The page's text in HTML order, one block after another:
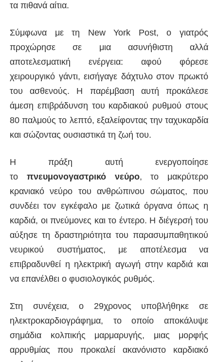
τα πιθανά αίτια.
Σύμφωνα με τη New York Post, ο γιατρός
προχώρησε σε μια ασυνήθιστη αλλά
αποτελεσματική ενέργεια: αφού φόρεσε
χειρουργικό γάντι, εισήγαγε δάχτυλο στον πρωκτό
του ασθενούς. Η παρέμβαση αυτή προκάλεσε
άμεση επιβράδυνση του καρδιακού ρυθμού στους
80 παλμούς το λεπτό, εξαλείφοντας την ταχυκαρδία
και σώζοντας ουσιαστικά τη ζωή του.
Η πράξη αυτή ενεργοποίησε
το πνευμονογαστρικό νεύρο, το μακρύτερο
κρανιακό νεύρο του ανθρώπινου σώματος, που
συνδέει τον εγκέφαλο με ζωτικά όργανα όπως η
καρδιά, οι πνεύμονες και το έντερο. Η διέγερσή του
αύξησε τη δραστηριότητα του παρασυμπαθητικού
νευρικού συστήματος, με αποτέλεσμα να
επιβραδυνθεί η ηλεκτρική αγωγή στην καρδιά και
να επανέλθει ο φυσιολογικός ρυθμός.
Στη συνέχεια, ο 29χρονος υποβλήθηκε σε
ηλεκτροκαρδιογράφημα, το οποίο αποκάλυψε
σημάδια κολπικής μαρμαρυγής, μιας μορφής
αρρυθμίας που προκαλεί ακανόνιστο καρδιακό